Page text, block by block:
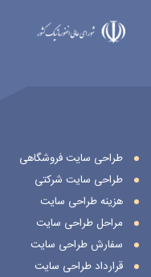
طراحی سایت فروشگاهی
طراحی سایت شرکتی
هزینه طراحی سایت
مراحل طراحی سایت
سفارش طراحی سایت
قرارداد طراحی سایت